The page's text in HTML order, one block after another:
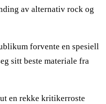
av alternativ rock og
forvente en spesiell
sitt beste materiale fra
en rekke kritikerroste